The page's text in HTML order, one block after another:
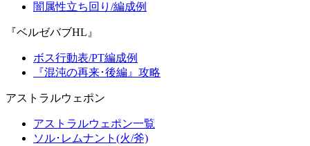
闇属性立ち回り/編成例
『ベルゼバブHL』
ボス行動表/PT編成例
『混沌の再来･後編』攻略
アストラルウェポン
アストラルウェポン一覧
ソル･レムナント(火/斧)